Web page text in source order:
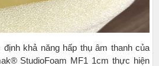
khả năng hấp thụ âm thanh của
StudioFoam MF1 1cm thực hiện